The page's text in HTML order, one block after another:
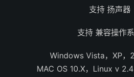
支持 扬声器
支持 兼容操作
Windows Vista，XP，
MAC OS 10.X，Linux v